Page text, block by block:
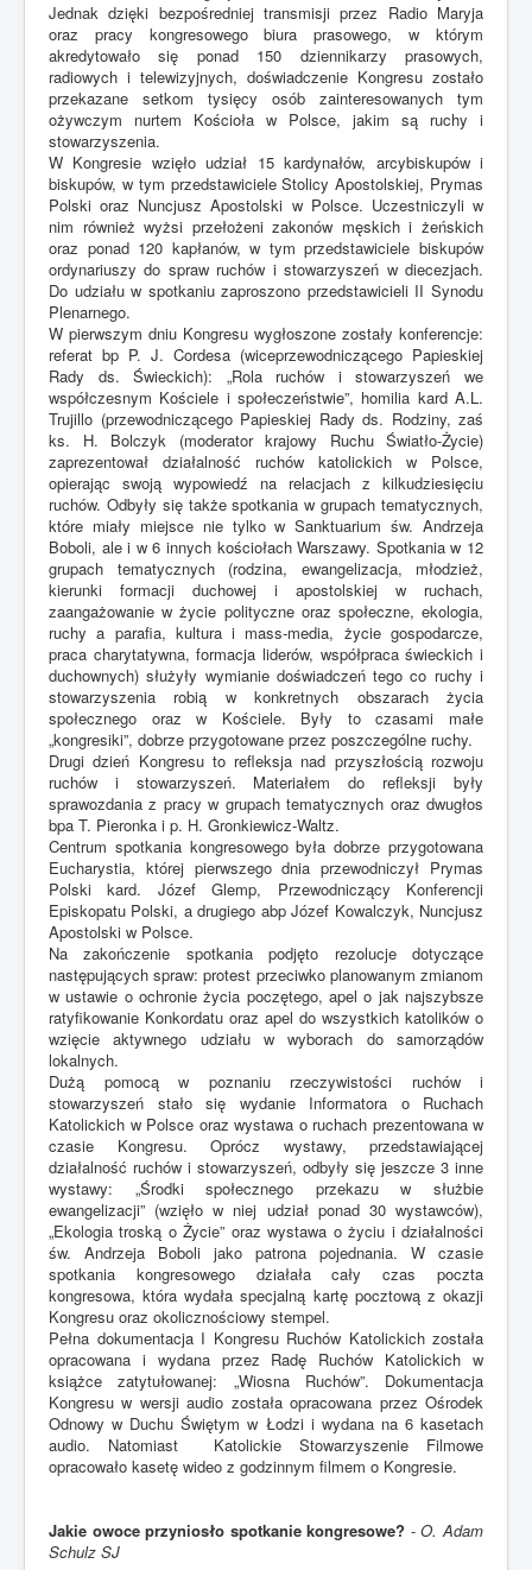
Jednak dzięki bezpośredniej transmisji przez Radio Maryja
oraz pracy kongresowego biura prasowego, w którym
akredytowało się ponad 150 dziennikarzy prasowych,
radiowych i telewizyjnych, doświadczenie Kongresu zostało
przekazane setkom tysięcy osób zainteresowanych tym
ożywczym nurtem Kościoła w Polsce, jakim są ruchy i
stowarzyszenia.
W Kongresie wzięło udział 15 kardynałów, arcybiskupów i
biskupów, w tym przedstawiciele Stolicy Apostolskiej, Prymas
Polski oraz Nuncjusz Apostolski w Polsce. Uczestniczyli w
nim również wyżsi przełożeni zakonów męskich i żeńskich
oraz ponad 120 kapłanów, w tym przedstawiciele biskupów
ordynariuszy do spraw ruchów i stowarzyszeń w diecezjach.
Do udziału w spotkaniu zaproszono przedstawicieli II Synodu
Plenarnego.
W pierwszym dniu Kongresu wygłoszone zostały konferencje:
referat bp P. J. Cordesa (wiceprzewodniczącego Papieskiej
Rady ds. Świeckich): „Rola ruchów i stowarzyszeń we
współczesnym Kościele i społeczeństwie”, homilia kard A.L.
Trujillo (przewodniczącego Papieskiej Rady ds. Rodziny, zaś
ks. H. Bolczyk (moderator krajowy Ruchu Światło-Życie)
zaprezentował działalność ruchów katolickich w Polsce,
opierając swoją wypowiedź na relacjach z kilkudziesięciu
ruchów. Odbyły się także spotkania w grupach tematycznych,
które miały miejsce nie tylko w Sanktuarium św. Andrzeja
Boboli, ale i w 6 innych kościołach Warszawy. Spotkania w 12
grupach tematycznych (rodzina, ewangelizacja, młodzież,
kierunki formacji duchowej i apostolskiej w ruchach,
zaangażowanie w życie polityczne oraz społeczne, ekologia,
ruchy a parafia, kultura i mass-media, życie gospodarcze,
praca charytatywna, formacja liderów, współpraca świeckich i
duchownych) służyły wymianie doświadczeń tego co ruchy i
stowarzyszenia robią w konkretnych obszarach życia
społecznego oraz w Kościele. Były to czasami małe
„kongresiki”, dobrze przygotowane przez poszczególne ruchy.
Drugi dzień Kongresu to refleksja nad przyszłością rozwoju
ruchów i stowarzyszeń. Materiałem do refleksji były
sprawozdania z pracy w grupach tematycznych oraz dwugłos
bpa T. Pieronka i p. H. Gronkiewicz-Waltz.
Centrum spotkania kongresowego była dobrze przygotowana
Eucharystia, której pierwszego dnia przewodniczył Prymas
Polski kard. Józef Glemp, Przewodniczący Konferencji
Episkopatu Polski, a drugiego abp Józef Kowalczyk, Nuncjusz
Apostolski w Polsce.
Na zakończenie spotkania podjęto rezolucje dotyczące
następujących spraw: protest przeciwko planowanym zmianom
w ustawie o ochronie życia poczętego, apel o jak najszybsze
ratyfikowanie Konkordatu oraz apel do wszystkich katolików o
wzięcie aktywnego udziału w wyborach do samorządów
lokalnych.
Dużą pomocą w poznaniu rzeczywistości ruchów i
stowarzyszeń stało się wydanie Informatora o Ruchach
Katolickich w Polsce oraz wystawa o ruchach prezentowana w
czasie Kongresu. Oprócz wystawy, przedstawiającej
działalność ruchów i stowarzyszeń, odbyły się jeszcze 3 inne
wystawy: „Środki społecznego przekazu w służbie
ewangelizacji” (wzięło w niej udział ponad 30 wystawców),
„Ekologia troską o Życie” oraz wystawa o życiu i działalności
św. Andrzeja Boboli jako patrona pojednania. W czasie
spotkania kongresowego działała cały czas poczta
kongresowa, która wydała specjalną kartę pocztową z okazji
Kongresu oraz okolicznościowy stempel.
Pełna dokumentacja I Kongresu Ruchów Katolickich została
opracowana i wydana przez Radę Ruchów Katolickich w
książce zatytułowanej: „Wiosna Ruchów”. Dokumentacja
Kongresu w wersji audio została opracowana przez Ośrodek
Odnowy w Duchu Świętym w Łodzi i wydana na 6 kasetach
audio. Natomiast Katolickie Stowarzyszenie Filmowe
opracowało kasetę wideo z godzinnym filmem o Kongresie.
Jakie owoce przyniosło spotkanie kongresowe? -O. Adam
Schulz SJ